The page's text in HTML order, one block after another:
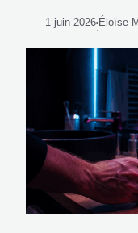
1 juin 2026
·
Éloïse